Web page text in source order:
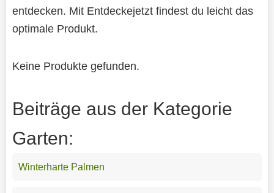
entdecken. Mit Entdeckejetzt findest du leicht das
optimale Produkt.
Keine Produkte gefunden.
Beiträge aus der Kategorie
Garten:
Winterharte Palmen